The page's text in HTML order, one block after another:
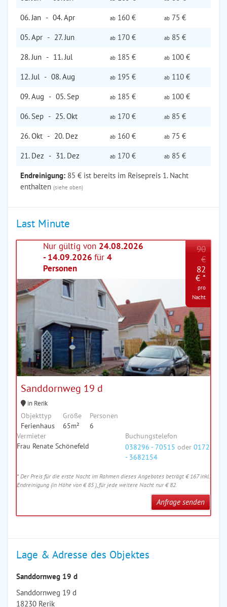
06. Jan - 04. Apr ab 160 € ab 75 €
05. Apr - 27. Jun ab 170 € ab 85 €
28. Jun - 11. Jul ab 185 € ab 100 €
12. Jul - 08. Aug ab 195 € ab 110 €
09. Aug - 05. Sep ab 185 € ab 100 €
06. Sep - 25. Okt ab 170 € ab 85 €
26. Okt - 20. Dez ab 160 € ab 75 €
21. Dez - 31. Dez ab 170 € ab 85 €
Endreinigung: 85 € ist bereits im Reisepreis 1. Nacht
enthalten (siehe oben)
Last Minute
Nur gültig von 24.08.2026
- 14.09.2026 für 4
Personen
Sanddornweg 19 d
in Rerik
Objekttyp
Ferienhaus
Größe
65m²
Personen
6
90
€
82
€ *
pro
Nacht
Vermieter
Frau Renate Schönefeld
Buchungstelefon
038296 - 70515 oder 0172
- 3682154
* Der Preis für die erste Nacht im Rahmen dieses Angebotes beträgt € 167 inkl.
Endreinigung (in Höhe von € 85 ), für jede weitere Nacht nur € 82.
Anfrage senden
Lage & Adresse des Objektes
Sanddornweg 19 d
Sanddornweg 19 d
18230 Rerik